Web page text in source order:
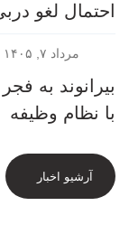
احتمال لغو
مرداد ۷, ۱۴۰۵
بیرانوند به
با نظام وظیفه
آرشیو اخبار